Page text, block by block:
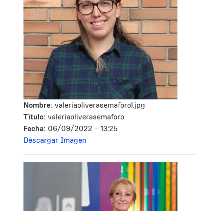
Nombre: valeriaoliverasemaforo1.jpg
Tìtulo: valeriaoliverasemaforo
Fecha: 06/09/2022 - 13:25
Descargar Imagen